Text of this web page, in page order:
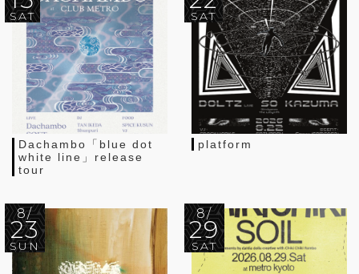
SAT
Dachambo「blue dot
white line」release
tour
SAT
platform
8/
23
SUN
8/
29
SAT